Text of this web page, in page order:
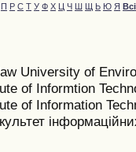
П Р С Т У Ф Х Ц Ч Ш Щ Ь Ю Я Всі
University of
of Informtion
of Information